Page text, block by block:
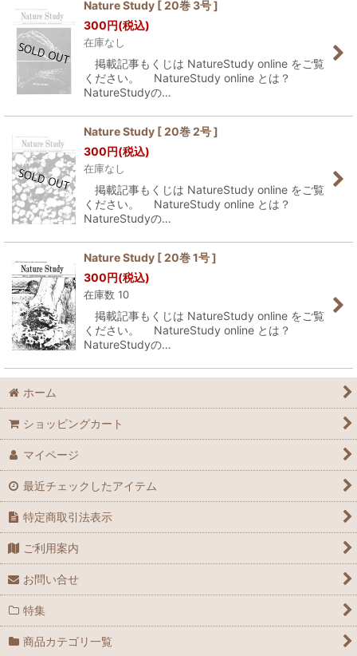
Nature Study [ 20巻 3号 ]
300円(税込)
在庫なし
掲載記事もくじは NatureStudy online をご覧
ください。 NatureStudy online とは？
NatureStudyの…
Nature Study [ 20巻 2号 ]
300円(税込)
在庫なし
掲載記事もくじは NatureStudy online をご覧
ください。 NatureStudy online とは？
NatureStudyの…
Nature Study [ 20巻 1号 ]
300円(税込)
在庫数 10
掲載記事もくじは NatureStudy online をご覧
ください。 NatureStudy online とは？
NatureStudyの…
ホーム
ショッピングカート
マイページ
最近チェックしたアイテム
特定商取引法表示
ご利用案内
お問い合せ
特集
商品カテゴリ一覧